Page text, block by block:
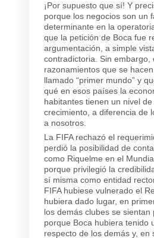
¡Por supuesto que sí! Y
porque los negocios son un
determinante en la
que la petición de Boca fue
argumentación, a simple
contradictoria. Sin embargo,
razonamientos que se
llamado “primer mundo” y
qué en esos países la
habitantes tienen un nivel
crecimiento, a diferencia de
a nosotros.
La FIFA rechazó el
perdió la posibilidad de
como Riquelme en el
porque privilegió la
sí misma como entidad
FIFA hubiese vulnerado el
hubiera dado lugar, en
los demás clubes se sientan
porque Boca hubiera tenido
respecto de los demás y, en